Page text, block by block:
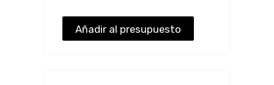
Añadir al presupuesto